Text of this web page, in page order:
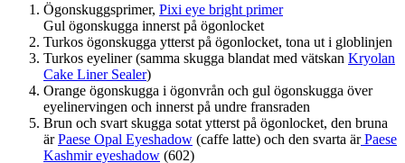
Ögonskuggsprimer, Pixi eye bright primer
Gul ögonskugga innerst på ögonlocket
Turkos ögonskugga ytterst på ögonlocket, tona ut i globlinjen
Turkos eyeliner (samma skugga blandat med vätskan Kryolan
Cake Liner Sealer)
Orange ögonskugga i ögonvrån och gul ögonskugga över
eyelinervingen och innerst på undre fransraden
Brun och svart skugga sotat ytterst på ögonlocket, den bruna
ärPaese Opal Eyeshadow (caffe latte) och den svarta ärPaese
Kashmir eyeshadow (602)